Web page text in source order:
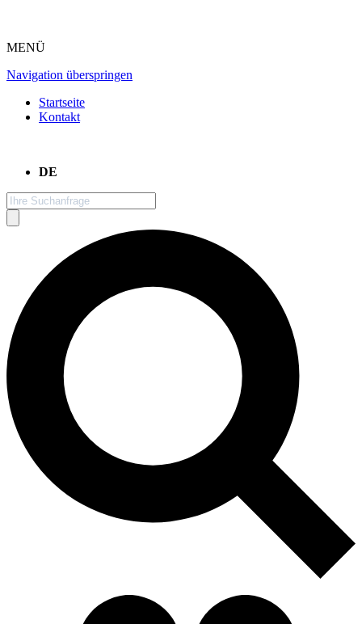
MENÜ
Navigation überspringen
Startseite
Kontakt
DE